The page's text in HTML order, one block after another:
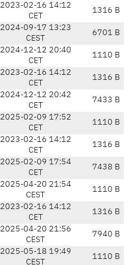
2023-02-16 14:12
CET
1316 B
2024-09-17 13:23
CEST
6701 B
2024-12-12 20:40
CET
1110 B
2023-02-16 14:12
CET
1316 B
2024-12-12 20:42
CET
7433 B
2025-02-09 17:52
CET
1110 B
2023-02-16 14:12
CET
1316 B
2025-02-09 17:54
CET
7438 B
2025-04-20 21:54
CEST
1110 B
2023-02-16 14:12
CET
1316 B
2025-04-20 21:56
CEST
7940 B
2025-05-18 19:49
CEST
1110 B